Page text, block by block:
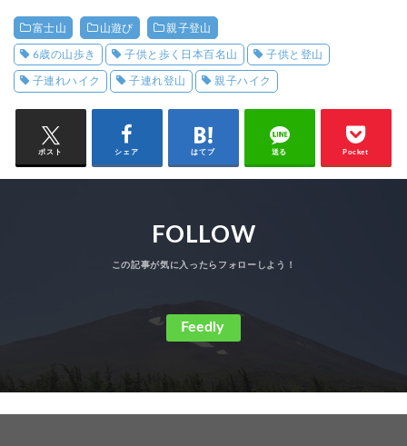
富士山 山遊び 親子登山
6歳の山歩き 子供と歩く日本百名山 子供と登山
子連れハイク 子連れ登山 親子ハイク
ポスト シェア はてブ 送る Pocket
FOLLOW
Feedly